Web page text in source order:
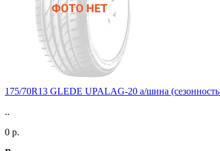
175/70R13 GLEDE UPALAG-20 а/шина
..
0 р.